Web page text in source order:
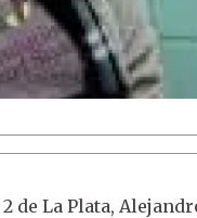
de La Plata,